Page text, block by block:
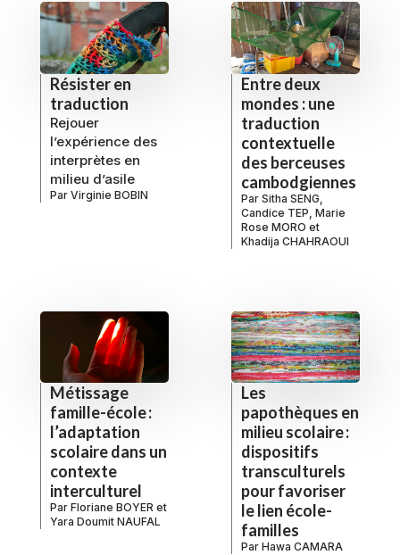
Résister en
traduction
Rejouer
l’expérience des
interprètes en
milieu d’asile
Par Virginie BOBIN
Entre deux
mondes : une
traduction
contextuelle
des berceuses
cambodgiennes
Par Sitha SENG
Candice TEP Marie
Rose MORO et
Khadija CHAHRAOUI
Métissage
famille-école :
l’adaptation
scolaire dans un
contexte
interculturel
Par Floriane BOYER et
Yara Doumit NAUFAL
Les
papothèques en
milieu scolaire :
dispositifs
transculturels
pour favoriser
le lien école-
familles
Par Hawa CAMARA